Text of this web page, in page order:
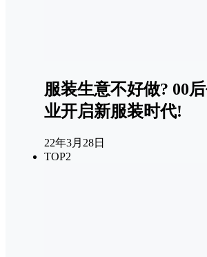
服装生意不好做? 00后
业开启新服装时代!
22年3月28日
TOP2